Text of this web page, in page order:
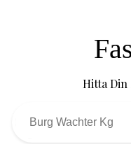
Hitta Din